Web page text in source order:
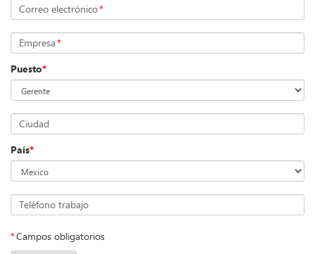
Correo electrónico*
Empresa*
Puesto*
Ciudad
País*
Teléfono trabajo
*Campos obligatorios